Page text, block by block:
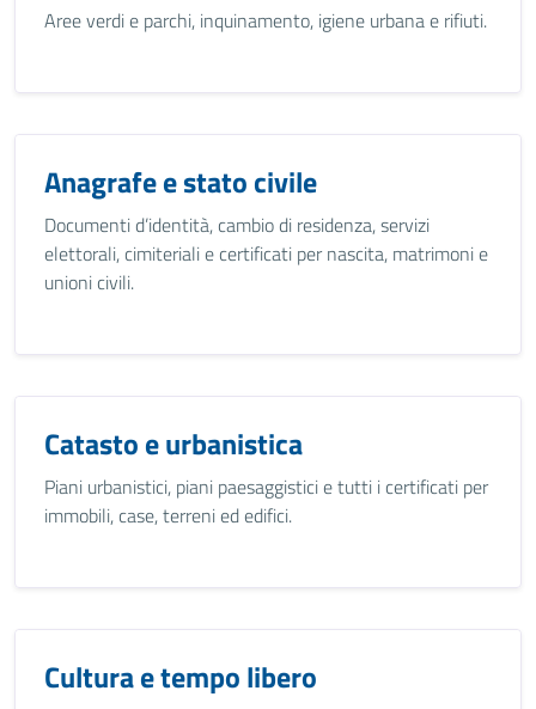
Aree verdi e parchi, inquinamento, igiene urbana e rifiuti.
Anagrafe e stato civile
Documenti d’identità, cambio di residenza, servizi
elettorali, cimiteriali e certificati per nascita, matrimoni e
unioni civili.
Catasto e urbanistica
Piani urbanistici, piani paesaggistici e tutti i certificati per
immobili, case, terreni ed edifici.
Cultura e tempo libero